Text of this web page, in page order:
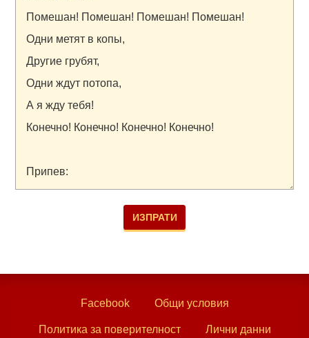
Facebook Общи условия
Политика за поверителност Лични данни